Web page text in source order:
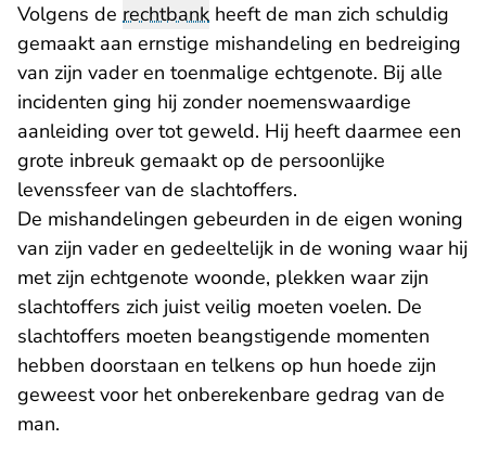
Volgens de rechtbank heeft de man zich schuldig
gemaakt aan ernstige mishandeling en bedreiging
van zijn vader en toenmalige echtgenote. Bij alle
incidenten ging hij zonder noemenswaardige
aanleiding over tot geweld. Hij heeft daarmee een
grote inbreuk gemaakt op de persoonlijke
levenssfeer van de slachtoffers.
De mishandelingen gebeurden in de eigen woning
van zijn vader en gedeeltelijk in de woning waar hij
met zijn echtgenote woonde, plekken waar zijn
slachtoffers zich juist veilig moeten voelen. De
slachtoffers moeten beangstigende momenten
hebben doorstaan en telkens op hun hoede zijn
geweest voor het onberekenbare gedrag van de
man.